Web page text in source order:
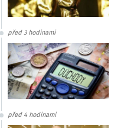
před 3 hodinami
před 4 hodinami